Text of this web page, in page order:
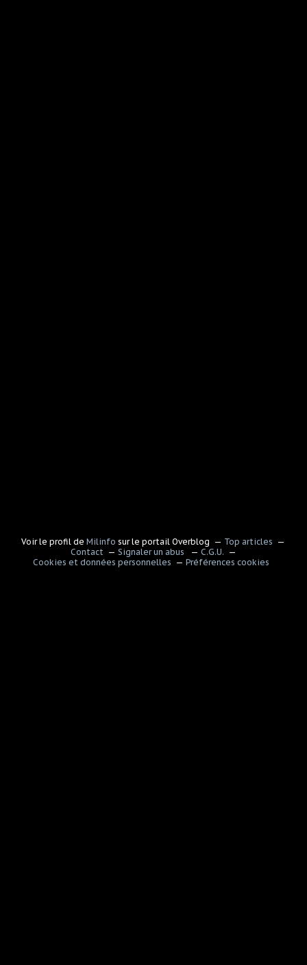
Voir le profil deMilinfo sur le portail Overblog
Top articles
Contact
Signaler un abus
C.G.U.
Cookies et données personnelles
Préférences cookies